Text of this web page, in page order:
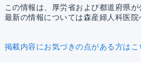
この情報は、厚労省および都道府県
最新の情報については森産婦人科医院
掲載内容にお気づきの点がある方はこ